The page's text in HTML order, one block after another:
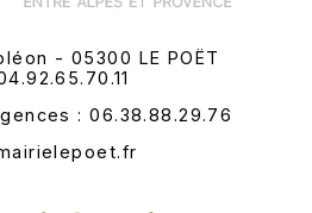
- 05300 LE POËT
: 06.38.88.29.76